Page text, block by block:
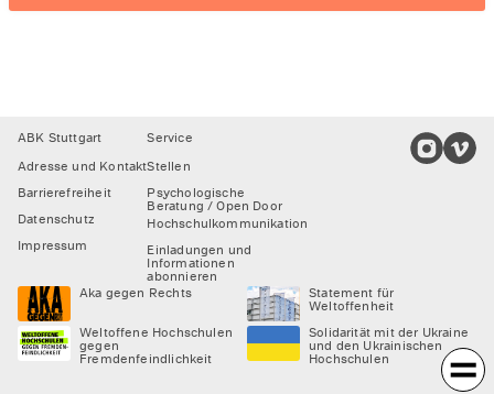
Footer
ABK Stuttgart
Adresse und Kontakt
Barrierefreiheit
Datenschutz
Impressum
Service
Stellen
Psychologische
Beratung / Open Door
Hochschulkommunikation
Einladungen und
Informationen
abonnieren
Aka gegen Rechts
Statement für
Weltoffenheit
Weltoffene Hochschulen
gegen
Fremdenfeindlichkeit
Solidarität mit der Ukraine
und den Ukrainischen
Hochschulen